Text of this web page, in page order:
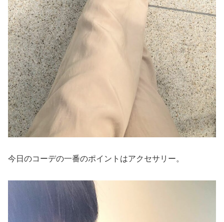
今日のコーデの一番のポイントはアクセサリー。